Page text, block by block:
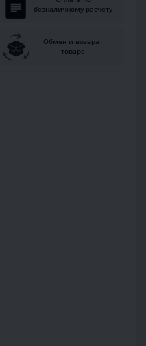
безналичному расчету
Обмен и возврат
товара